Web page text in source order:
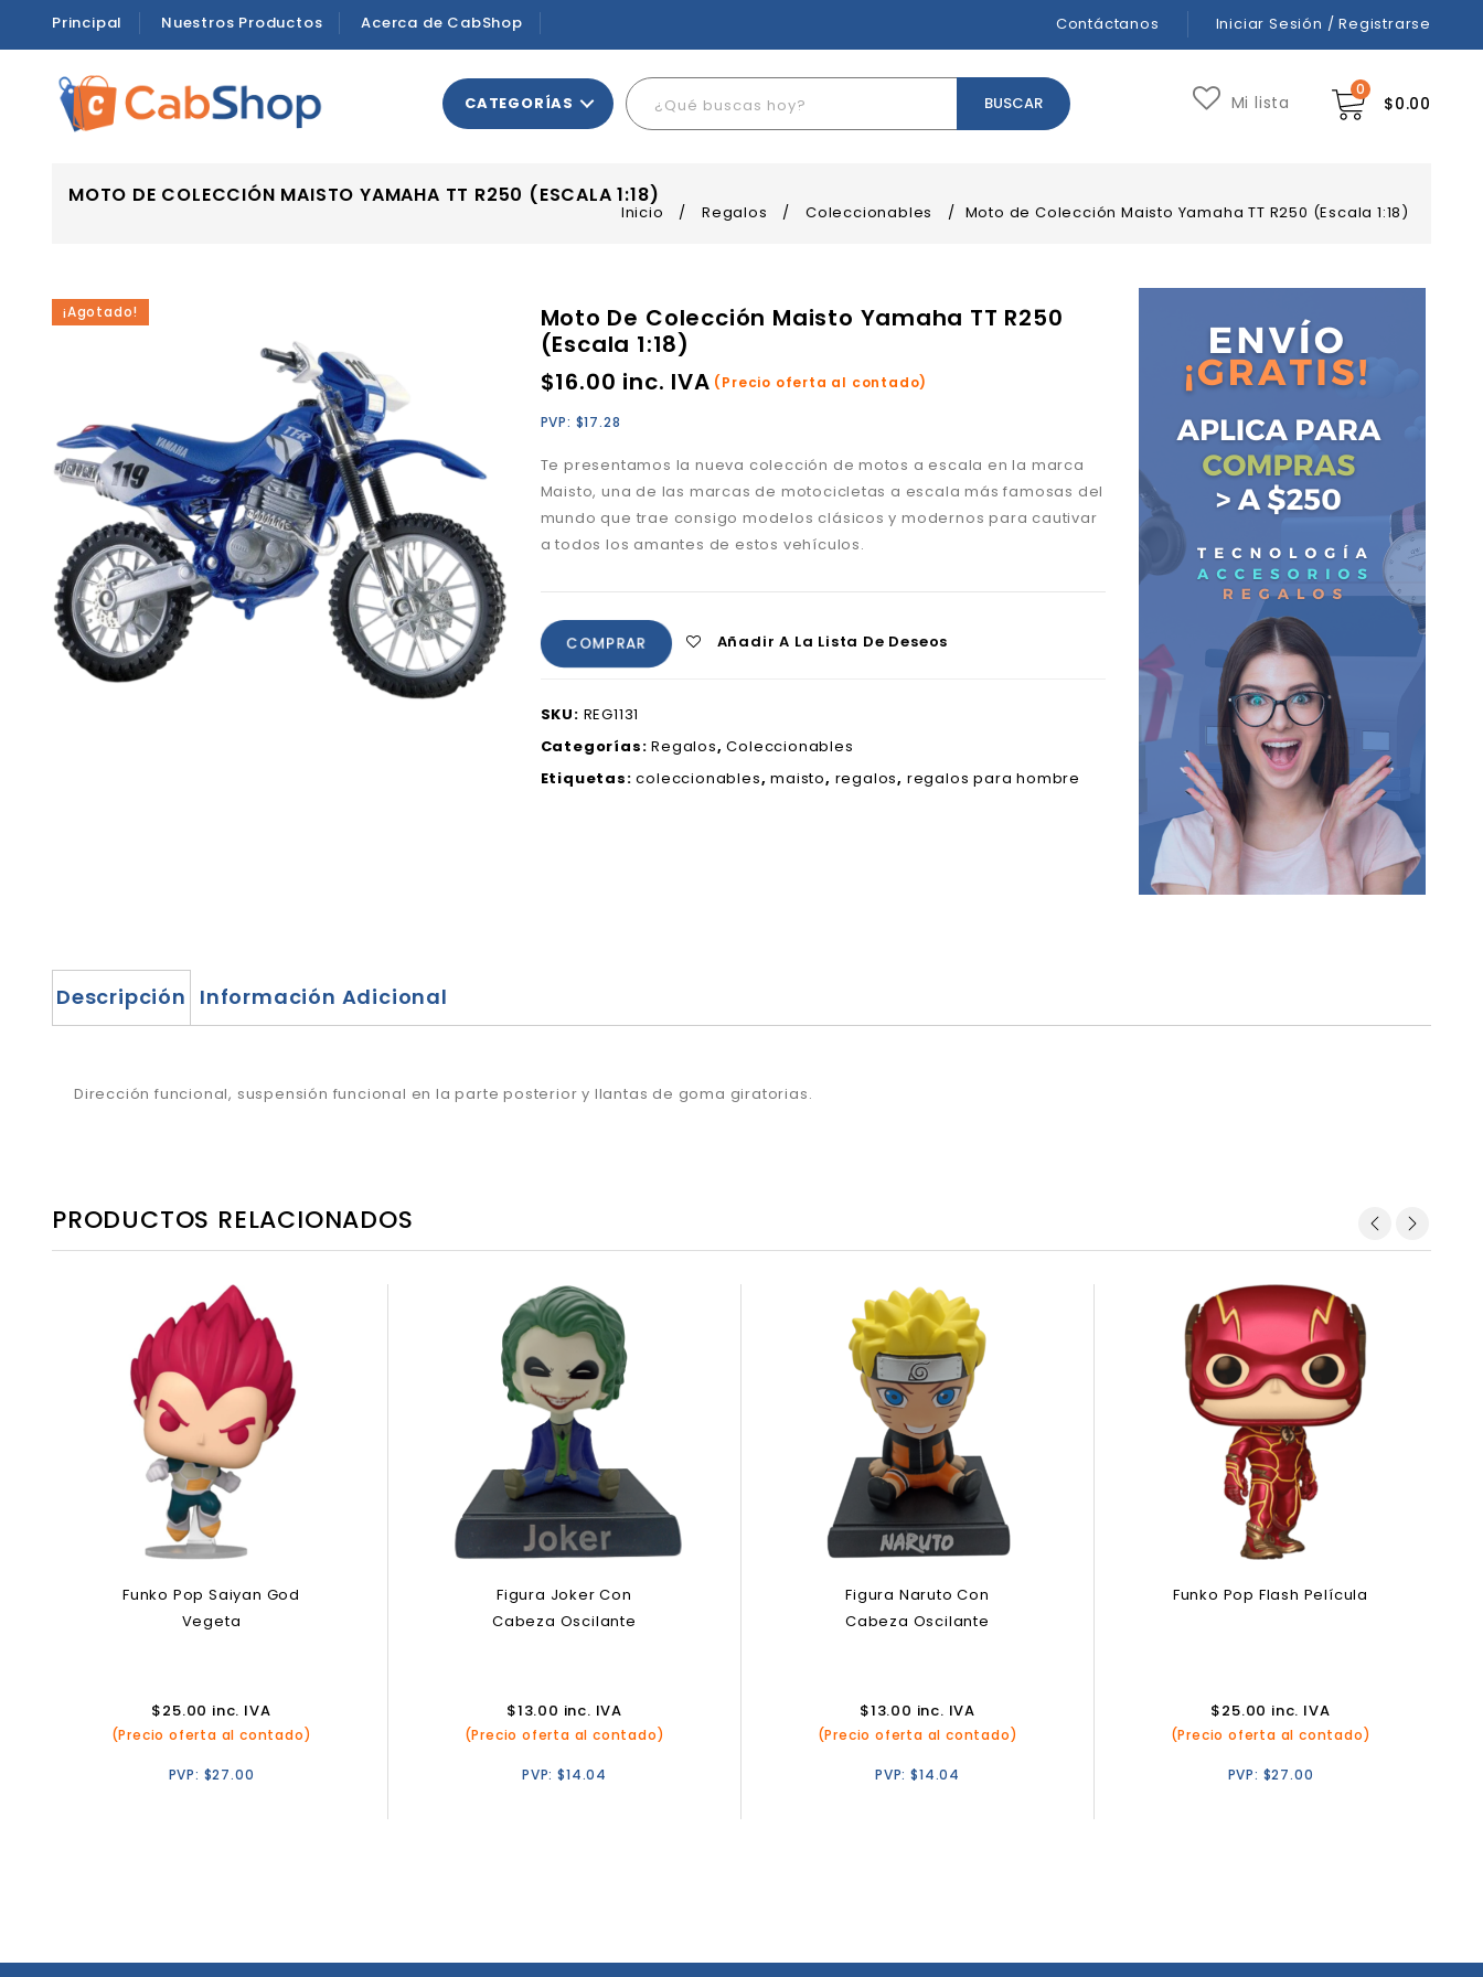
Principal Nuestros Productos Acerca de CabShop Contáctanos Iniciar Sesión / Registrarse
0
$0.00
Mi lista
CATEGORÍAS
MOTO DE COLECCIÓN MAISTO YAMAHA TT R250 (ESCALA 1:18)
Inicio / Regalos / Coleccionables / Moto de Colección Maisto Yamaha TT R250 (Escala 1:18)
¡Agotado!
Moto De Colección Maisto Yamaha TT R250
(Escala 1:18)
$16.00 inc. IVA (Precio oferta al contado)
PVP: $17.28
Te presentamos la nueva colección de motos a escala en la marca
Maisto, una de las marcas de motocicletas a escala más famosas del
mundo que trae consigo modelos clásicos y modernos para cautivar
a todos los amantes de estos vehículos.
COMPRAR Añadir A La Lista De Deseos
SKU: REG1131
Categorías:Regalos,Coleccionables
Etiquetas:coleccionables,maisto, regalos, regalos para hombre
Descripción Información Adicional
Dirección funcional, suspensión funcional en la parte posterior y llantas de goma giratorias.
PRODUCTOS RELACIONADOS
Funko Pop Saiyan God
Vegeta
$25.00 inc. IVA
(Precio oferta al contado)
PVP: $27.00
Figura Joker Con
Cabeza Oscilante
$13.00 inc. IVA
(Precio oferta al contado)
PVP:$14.04
Figura Naruto Con
Cabeza Oscilante
$13.00 inc. IVA
(Precio oferta al contado)
PVP:$14.04
Funko Pop Flash Película
$25.00 inc. IVA
(Precio oferta al contado)
PVP: $27.00